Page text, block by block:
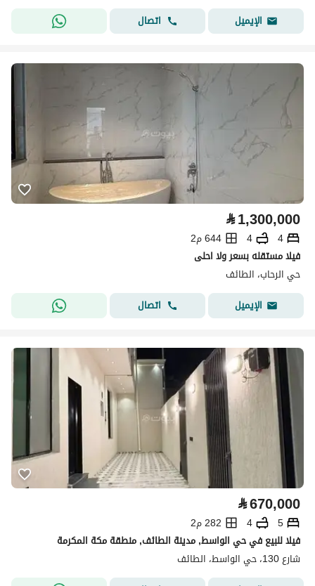
الإيميل
اتصال
⃁1,300,000
4
4
644 م2
فيلا مستقله بسعر ولا احلى
حي الرحاب، الطائف
الإيميل
اتصال
⃁670,000
5
4
282 م2
فيلا للبيع في حي الواسط, مدينة الطائف, منطقة مكة المكرمة
شارع 130، حي الواسط، الطائف